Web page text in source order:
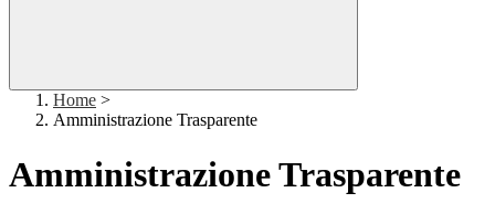
Home >
Amministrazione Trasparente
Amministrazione Trasparente